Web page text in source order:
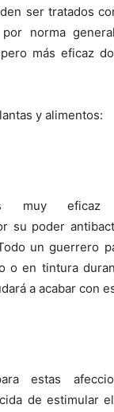
ser tratados
norma
más eficaz
y alimentos:
muy eficaz
su poder
un guerrero
o en tintura
a acabar con
estas
de estimular